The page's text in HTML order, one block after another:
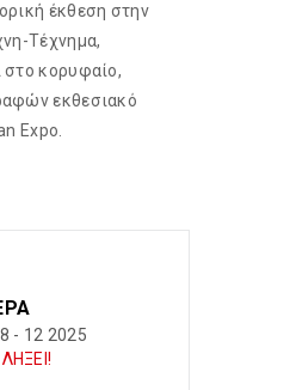
έκθεση στην
Tέχνημα,
στο κορυφαίο,
εκθεσιακό
Expo.
- 12 2025